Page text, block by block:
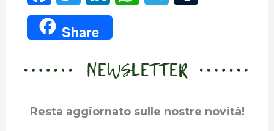
a
c
e
o
w
i
e
i
n
k
d
t
A
e
r
b
r
Share
NEWSLETTER
Resta aggiornato sulle nostre novità!